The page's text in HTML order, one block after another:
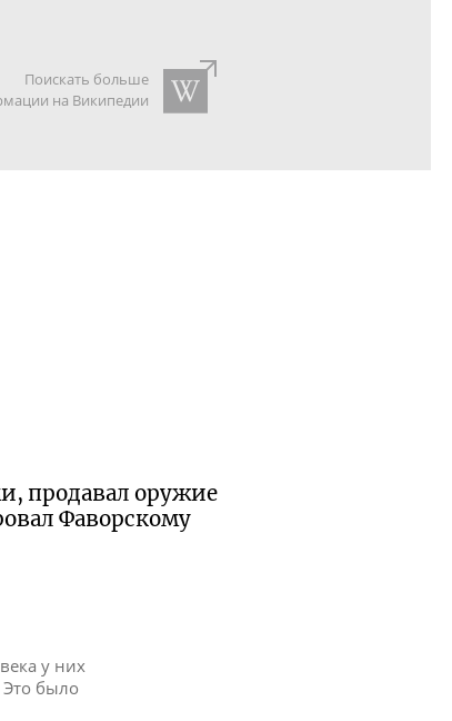
Поискать больше
на Википедии
продавал оружие
Фаворскому
у них
Это было